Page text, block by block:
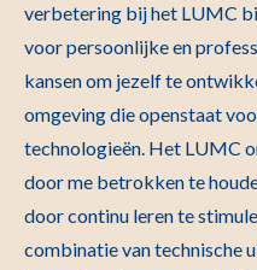
verbetering bij het LUMC
voor persoonlijke en
kansen om jezelf te
omgeving die openstaat
technologieën. Het LUMC
door me betrokken te
door continu leren te
combinatie van technische